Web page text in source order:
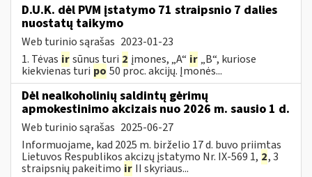
D.U.K. dėl PVM įstatymo 71 straipsnio 7 dalies
nuostatų taikymo
Web turinio sąrašas 2023-01-23
1. Tėvas irsūnus turi 2 įmones, „A“ ir„B“, kuriose
kiekvienas turi po 50 proc. akcijų. Įmonės...
Dėl nealkoholinių saldintų gėrimų
apmokestinimo akcizais nuo 2026 m. sausio 1 d.
Web turinio sąrašas 2025-06-27
Informuojame, kad 2025 m. birželio 17 d. buvo priimtas
Lietuvos Respublikos akcizų įstatymo Nr. IX-569 1, 2, 3
straipsnių pakeitimo ir II skyriaus...